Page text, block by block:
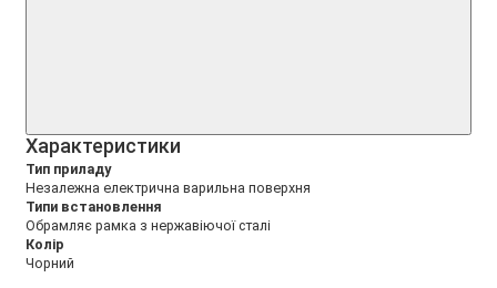
Xарактеристики
Тип приладу
Незалежна електрична варильна поверхня
Типи встановлення
Обрамляє рамка з нержавіючої сталі
Колір
Чорний